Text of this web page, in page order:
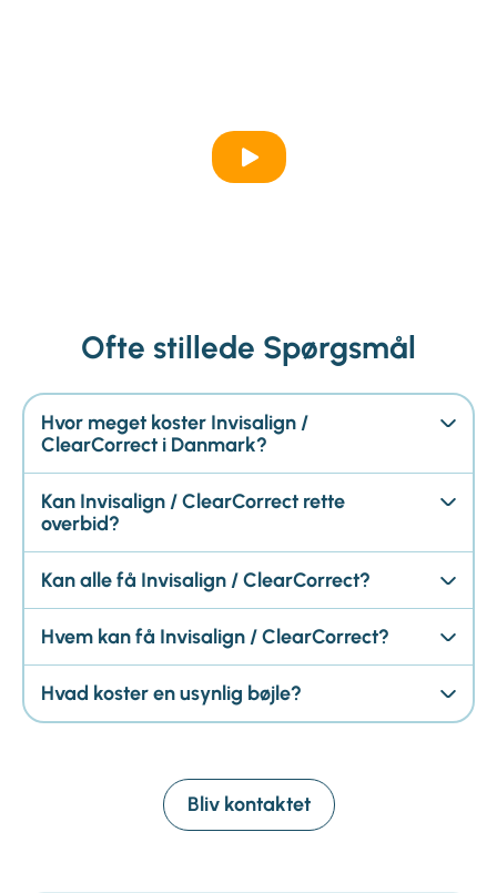
Ofte stillede Spørgsmål
Hvor meget koster Invisalign /
ClearCorrect i Danmark?
Kan Invisalign / ClearCorrect rette
overbid?
Kan alle få Invisalign / ClearCorrect?
Hvem kan få Invisalign / ClearCorrect?
Hvad koster en usynlig bøjle?
Bliv kontaktet